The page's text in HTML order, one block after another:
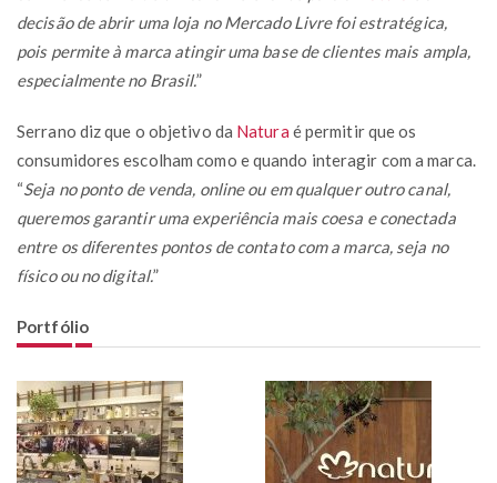
decisão de abrir uma loja no Mercado Livre foi estratégica,
pois permite à marca atingir uma base de clientes mais ampla,
especialmente no Brasil.”
Serrano diz que o objetivo da Natura é permitir que os
consumidores escolham como e quando interagir com a marca.
“Seja no ponto de venda, online ou em qualquer outro canal,
queremos garantir uma experiência mais coesa e conectada
entre os diferentes pontos de contato com a marca, seja no
físico ou no digital.”
Portfólio